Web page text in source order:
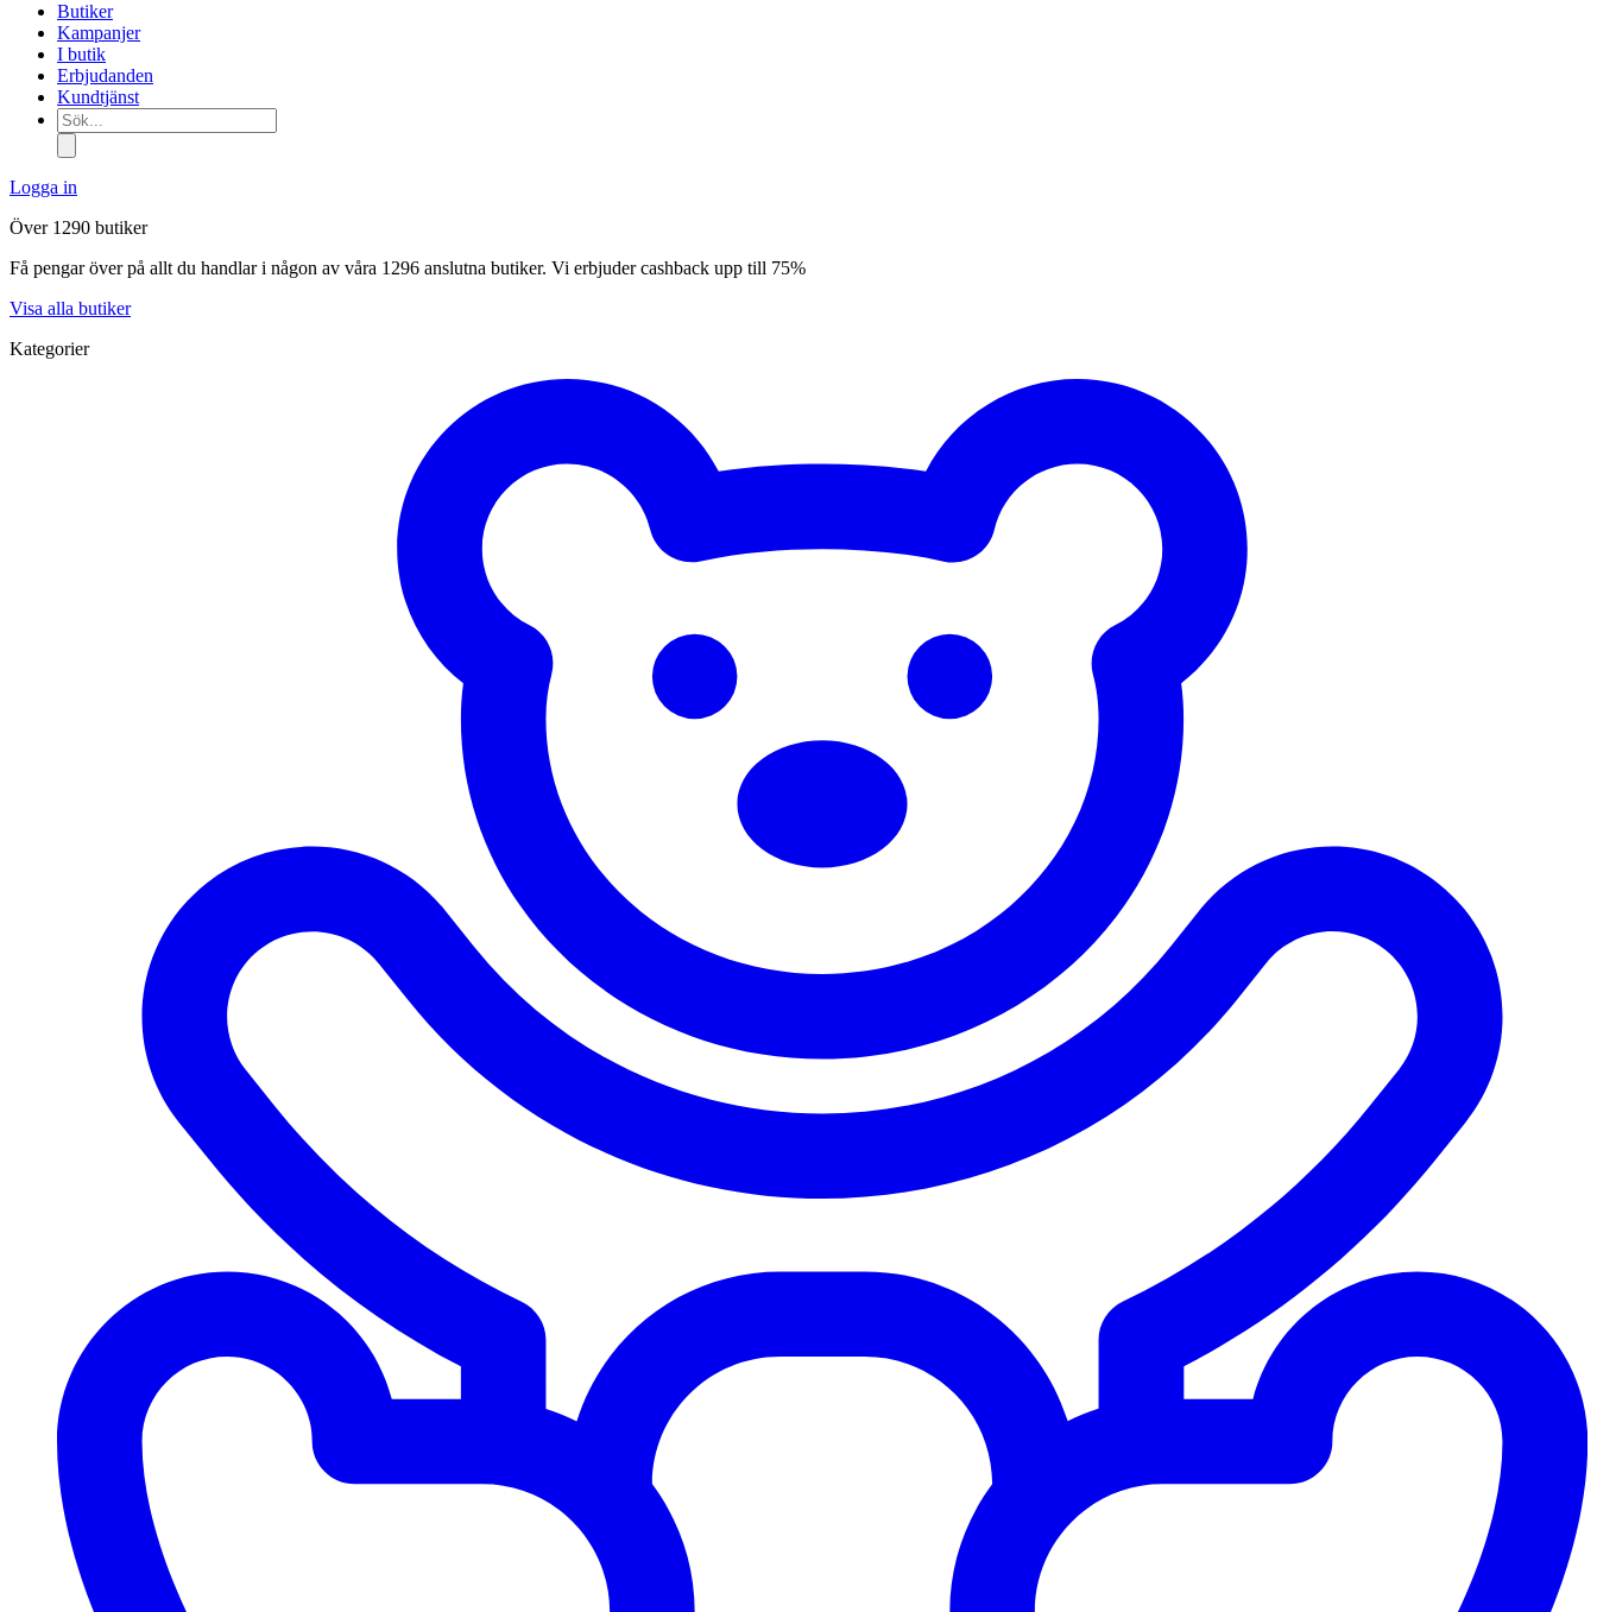
Butiker
Kampanjer
I butik
Erbjudanden
Kundtjänst
Sök...
Logga in
Över 1290 butiker
Få pengar över på allt du handlar i någon av våra 1296 anslutna butiker. Vi erbjuder cashback upp till 75%
Visa alla butiker
Kategorier